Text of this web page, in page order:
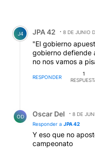
excepcion sólo
frente al pago de
entidades
de muchas
ambiente y
para que
endeudamiento
que recibio de
personalmente,
apagar la tv para
mas en tiempos de
EDITADO
Comentario de JPA 42.
J4 JPA 42 8 DE JUNIO
"El gobierno
gobierno defiende
no nos vamos a
RESPONDER
1
OD Oscar Del
8 DE
Responder a JPA 42
Y eso que no
campeonato